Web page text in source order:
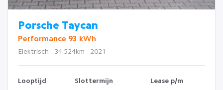
Porsche Taycan
Performance 93 kWh
Elektrisch · 34.524km · 2021
Looptijd Slottermijn
Lease p/m